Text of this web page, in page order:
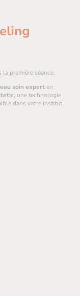
première séance.
soin experten
, une technologie
dans votre institut.